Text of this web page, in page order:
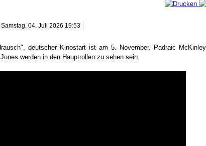
04. Juli 2026 19:53
deutscher Kinostart ist am 5. November. Padraic
werden in den Hauptrollen zu sehen sein.